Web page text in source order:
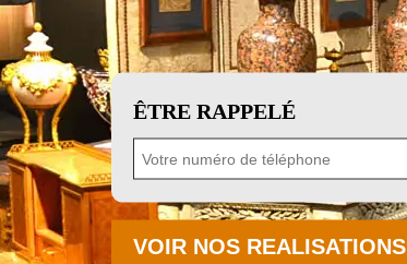
ÊTRE RAPPELÉ
VOIR NOS REALISATIONS